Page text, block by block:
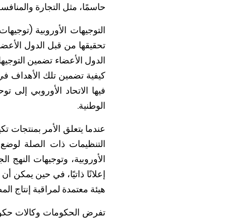
حاسمًا، مثل التجارة
التوجيهات الأوروبية
تحقيقها من قبل الدول
الدول الأعضاء تضمين
كيفية تضمين تلك الأهداف
فيها الاتحاد الأوروبي
الوطنية.
عندما يتعلق الأمر بمنتجات
التنظيمات ذات الصلة
الأوروبية، وتوجيهات
إعلانًا ذاتيًا، في حين يمكن
هيئة معتمدة لمراقبة إنتاج
تفرض الحكومات وكالات